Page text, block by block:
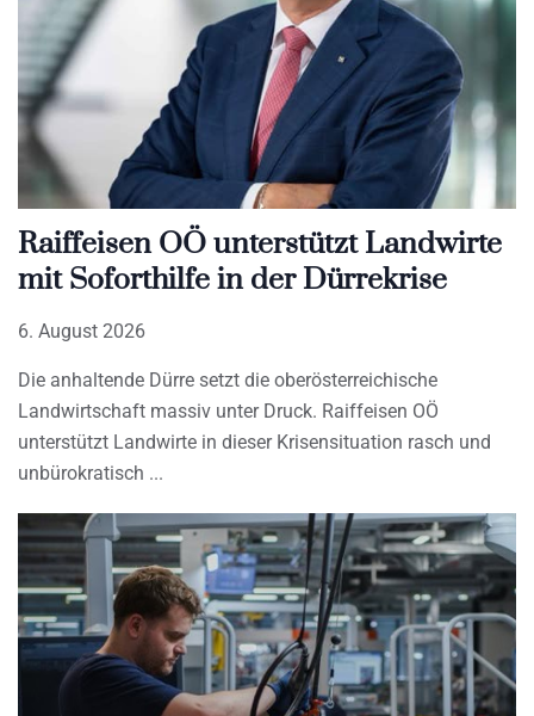
Raiffeisen OÖ unterstützt Landwirte
mit Soforthilfe in der Dürrekrise
6. August 2026
Die anhaltende Dürre setzt die oberösterreichische
Landwirtschaft massiv unter Druck. Raiffeisen OÖ
unterstützt Landwirte in dieser Krisensituation rasch und
unbürokratisch